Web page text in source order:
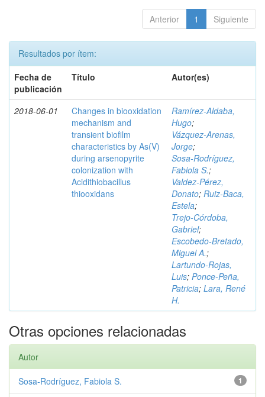
Anterior 1 Siguiente
Resultados por ítem:
Fecha de
publicación
Título Autor(es)
2018-06-01
Changes in biooxidation
mechanism and
transient biofilm
characteristics by As(V)
during arsenopyrite
colonization with
Acidithiobacillus
thiooxidans
Ramírez‑Aldaba,
Hugo;
Vázquez‑Arenas,
Jorge;
Sosa‑Rodríguez,
Fabiola S.;
Valdez‑Pérez,
Donato; Ruiz‑Baca,
Estela;
Trejo‑Córdoba,
Gabriel;
Escobedo‑Bretado,
Miguel A.;
Lartundo‑Rojas,
Luis; Ponce‑Peña,
Patricia; Lara, René
H.
Otras opciones relacionadas
Autor
1
Sosa‑Rodríguez, Fabiola S.